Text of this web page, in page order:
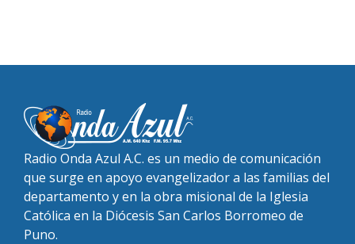
Radio Onda Azul A.C. es un medio de comunicación
que surge en apoyo evangelizador a las familias del
departamento y en la obra misional de la Iglesia
Católica en la Diócesis San Carlos Borromeo de
Puno.